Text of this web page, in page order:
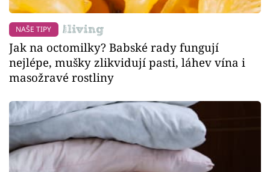
NAŠE TIPY
Jak na octomilky? Babské rady fungují
nejlépe, mušky zlikvidují pasti, láhev vína i
masožravé rostliny